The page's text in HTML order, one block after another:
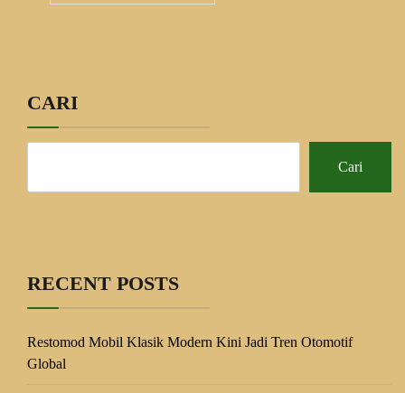
CARI
Cari
RECENT POSTS
Restomod Mobil Klasik Modern Kini Jadi Tren Otomotif
Global